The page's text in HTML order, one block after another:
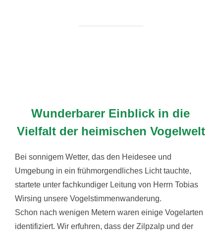
Wunderbarer Einblick in die
Vielfalt der heimischen Vogelwelt
Bei sonnigem Wetter, das den Heidesee und
Umgebung in ein frühmorgendliches Licht tauchte,
startete unter fachkundiger Leitung von Herrn Tobias
Wirsing unsere Vogelstimmenwanderung.
Schon nach wenigen Metern waren einige Vogelarten
identifiziert. Wir erfuhren, dass der Zilpzalp und der